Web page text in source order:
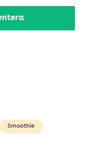
Smoothie